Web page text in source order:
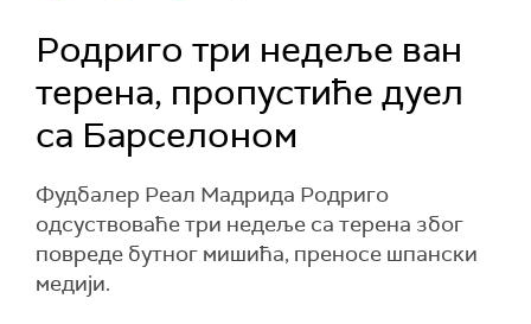
Родриго три недеље ван
терена, пропустиће дуел
са Барселоном
Фудбалер Реал Мадрида Родриго
одсуствоваће три недеље са терена због
повреде бутног мишића, преносе шпански
медији.